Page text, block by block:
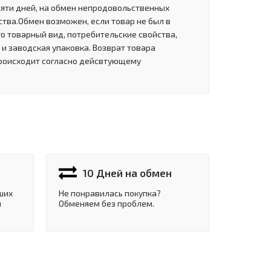
дней, на обмен непродовольственных
возможен, если товар не был в
товарный вид, потребительские свойства,
упаковка. Возврат товара
согласно дейсвтующему
10 Дней на обмен
Не понравилась покупка?
Обменяем без проблем.